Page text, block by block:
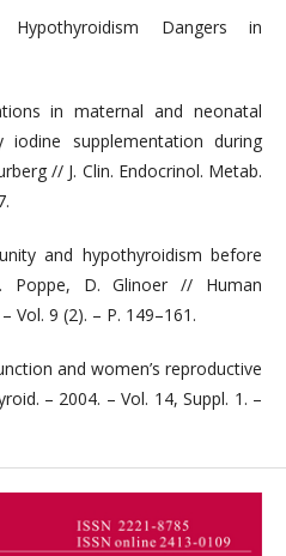
Hypothyroidism Dangers in
in maternal and neonatal
supplementation during
// J. Clin. Endocrinol. Metab.
and hypothyroidism before
Poppe, D. Glinoer // Human
Vol. 9 (2). – P. 149–161.
and women’s reproductive
– 2004. – Vol. 14, Suppl. 1. –